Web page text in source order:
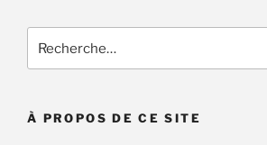
pour
À PROPOS DE CE SITE